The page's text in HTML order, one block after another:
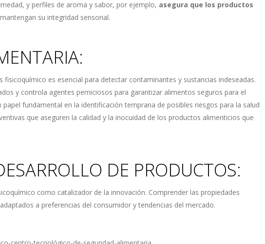
y perfiles de aroma y sabor, por ejemplo, asegura que los productos
su integridad sensorial.
fisicoquímico es esencial para detectar contaminantes y sustancias indeseadas.
y controla agentes perniciosos para garantizar alimentos seguros para el
fundamental en la identificación temprana de posibles riesgos para la salud
que aseguren la calidad y la inocuidad de los productos alimenticios que
DE PRODUCTOS:
como catalizador de la innovación. Comprender las propiedades
a preferencias del consumidor y tendencias del mercado.